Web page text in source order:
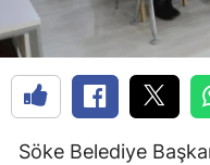
Söke Belediye